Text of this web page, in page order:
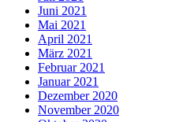
Juni 2021
Mai 2021
April 2021
März 2021
Februar 2021
Januar 2021
Dezember 2020
November 2020